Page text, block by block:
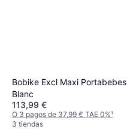
Bobike Excl Maxi Portabebes
Blanc
113,99 €
O 3 pagos de 37,99 € TAE 0%¹
3 tiendas